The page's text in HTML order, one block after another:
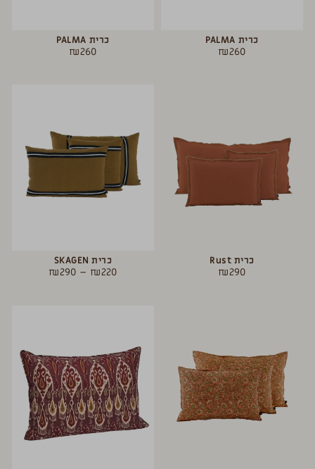
כרית PALMA
₪260
כרית PALMA
₪260
כרית Rust
₪290
כרית SKAGEN
₪220
–
₪290